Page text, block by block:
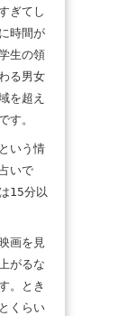
ぎてし
時間が
生の領
る男女
を超え
す。
いう情
いで
15分以
画を見
がるな
。とき
くらい